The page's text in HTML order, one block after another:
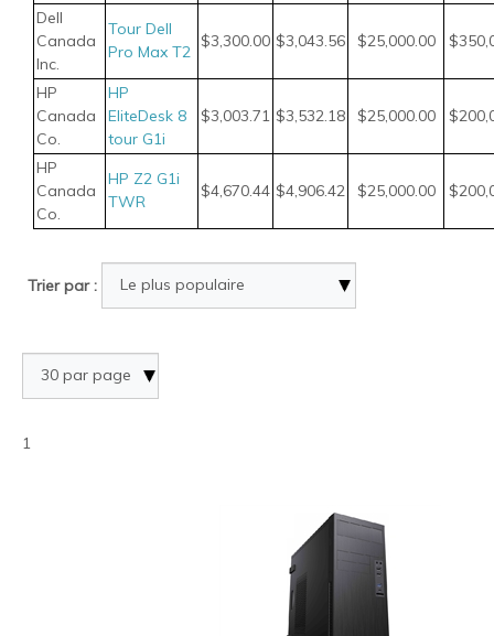
Dell
Canada
Inc.
Tour Dell
Pro Max T2
$3,300.00 $3,043.56 $25,000.00
HP
Canada
Co.
HP
EliteDesk 8
tour G1i
$3,003.71 $3,532.18 $25,000.00
HP
Canada
Co.
HP Z2 G1i
TWR
$4,670.44 $4,906.42 $25,000.00
Trier par :
1